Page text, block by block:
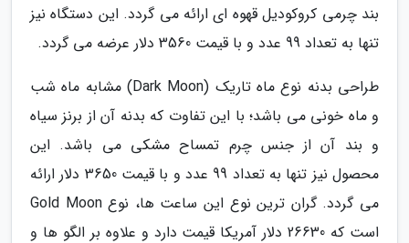
بند چرمی کروکودیل قهوه ای ارائه می گردد. این دستگاه نیز
تنها به تعداد 99 عدد و با قیمت 3560 دلار عرضه می گردد.
طراحی بدنه نوع ماه تاریک (Dark Moon) مشابه ماه شب
و ماه خونی می باشد؛ با این تفاوت که بدنه آن از برنز سیاه
و بند آن از جنس چرم تمساح مشکی می باشد. این
محصول نیز تنها به تعداد 99 عدد و با قیمت 3650 دلار ارائه
می گردد. گران ترین نوع این ساعت ها، نوع Gold Moon
است که 26630 دلار آمریکا قیمت دارد و علاوه بر الگو ها و